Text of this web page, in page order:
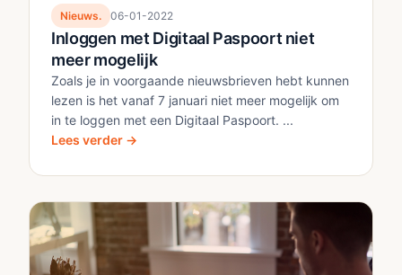
Nieuws. 06-01-2022
Inloggen met Digitaal Paspoort niet
meer mogelijk
Zoals je in voorgaande nieuwsbrieven hebt kunnen
lezen is het vanaf 7 januari niet meer mogelijk om
in te loggen met een Digitaal Paspoort. ...
Lees verder →